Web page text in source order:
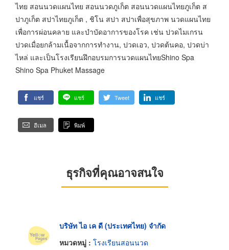
ไทย สอนนวดแผนไทย สอนนวดภูเก็ต สอนนวดแผนไทยภูเก็ต ส
ปาภูเก็ต สปาไทยภูเก็ต , ชิโน สปา สปาเพื่อสุขภาพ นวดแผนไทย
เพื่อการผ่อนคลาย และบำบัดอาการของโรค เช่น ปวดไมเกรน
ปวดเมื่อยกล้ามเนื้อจากการทำงาน, ปวดเอว, ปวดต้นคอ, ปวดบ่า
ไหล่ และเป็นโรงเรียนฝึกอบรมการนวดแผนไทยShino Spa
Shino Spa Phuket Massage
แชร์ แชร์ Tweet แชร์
อีเมล พิมพ์
ธุรกิจที่คุณอาจสนใจ
บริษัท ไอ เค ดี (ประเทศไทย) จำกัด
หมวดหมู่ : โรงเรียนสอนนวด